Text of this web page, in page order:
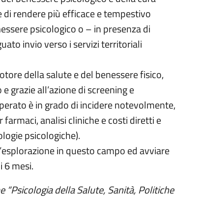
rendere più efficace e tempestivo
psicologico o – in presenza di
invio verso i servizi territoriali
della salute e del benessere fisico,
grazie all’azione di screening e
è in grado di incidere notevolmente,
analisi cliniche e costi diretti e
psicologiche).
in questo campo ed avviare
mesi.
della Salute, Sanità, Politiche